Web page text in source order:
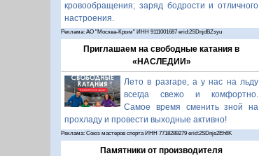
кровообращения; заряд бодрости и отличного
настроения.
Реклама: АО "Москва-Крым" ИНН 9111001687 erid:2SDnjdBZsyu
Приглашаем на свободные катания в
«НАСЛЕДИИ»
Лето в разгаре, а у нас на льду
всегда свежо и комфортно.
Самое время сменить зной на
прохладу и провести выходные активно!
Реклама: Союз мастеров спорта ИНН 7718289279 erid:2SDnje2Eh6K
Памятники от производителя